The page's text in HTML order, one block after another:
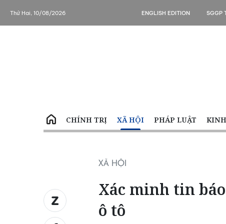
Thứ Hai, 10/08/2026 ENGLISH EDITION SGGP
CHÍNH TRỊ XÃ HỘI PHÁP LUẬT
XÃ HỘI
Xác minh tin
ô tô